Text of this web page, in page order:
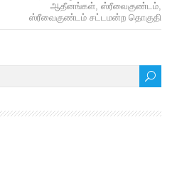
ஆதீனங்கள், ஸ்ரீவைகுண்டம்,
ஸ்ரீவைகுண்டம் சட்டமன்ற தொகுதி